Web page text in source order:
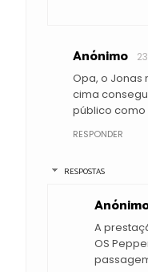
Anónimo
Opa, o Jonas
cima
público como
RESPONDER
RESPOSTAS
A
OS